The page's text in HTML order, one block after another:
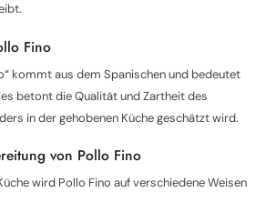
Fino
kommt aus dem Spanischen und bedeutet
betont die Qualität und Zartheit des
in der gehobenen Küche geschätzt wird.
von Pollo Fino
wird Pollo Fino auf verschiedene Weisen